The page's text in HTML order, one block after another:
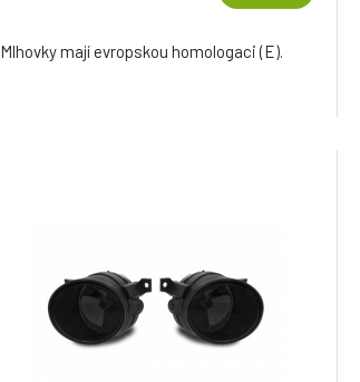
Mlhovky mají evropskou homologaci (E).